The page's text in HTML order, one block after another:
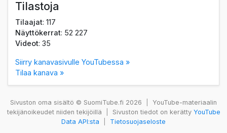
Tilastoja
Tilaajat: 117
Näyttökerrat: 52 227
Videot: 35
Siirry kanavasivulle YouTubessa »
Tilaa kanava »
Sivuston oma sisältö © SuomiTube.fi 2026
YouTube-materiaalin
tekijänoikeudet niiden tekijöillä
Sivuston tiedot on kerätty YouTube
Data API:sta
Tietosuojaseloste